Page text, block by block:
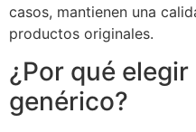
casos, mantienen una
productos originales.
¿Por qué
genérico?